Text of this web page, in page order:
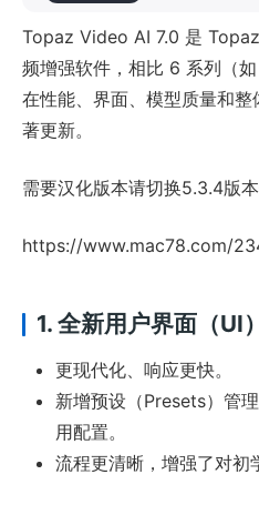
Topaz Video AI 7.0 是
频增强软件，相比 6 系列（
在性能、界面、模型质量和
著更新。
需要汉化版本请切换5.3.4版
https://www.mac78.com/
1. 全新用户界面（UI）
更现代化、响应更快。
新增预设（Presets）管
用配置。
流程更清晰，增强了对初